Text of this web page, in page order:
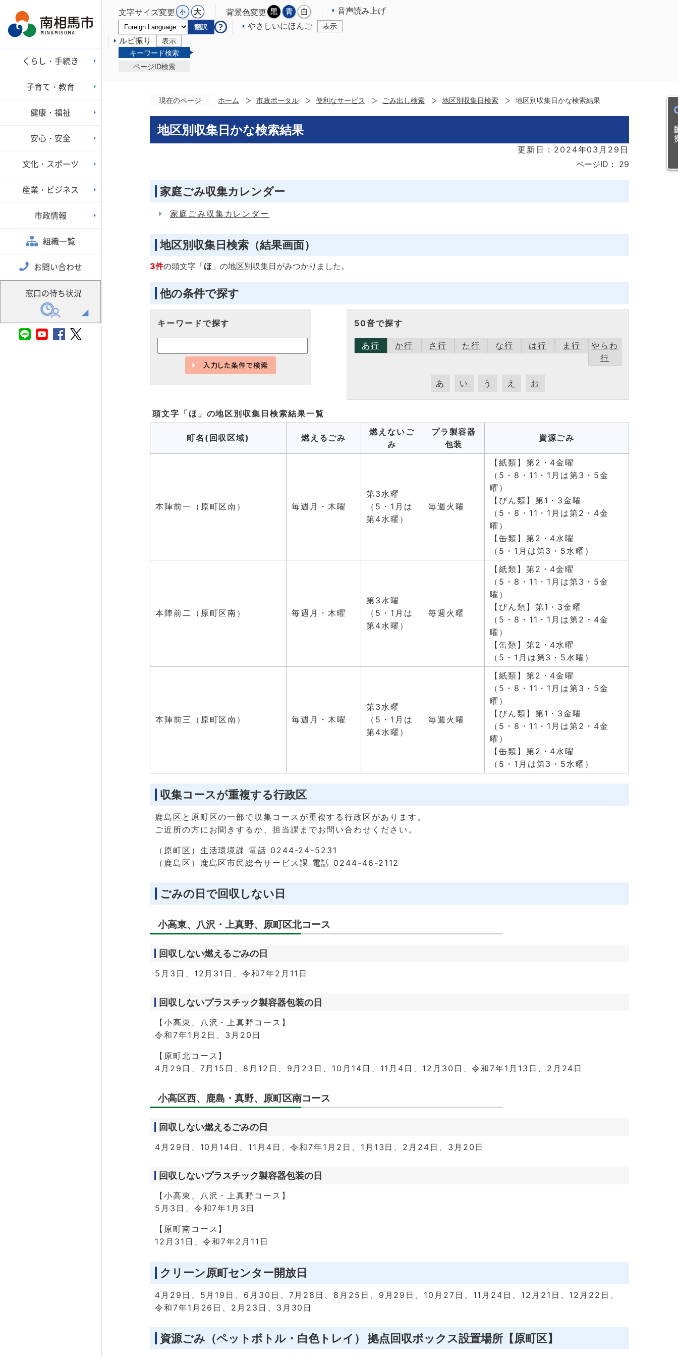
文字サイズ変更 背景色変更 音声読み上げ
翻訳 やさしいにほんご 表示
ルビ振り
表示
キーワード検索
ページID検索
くらし・手続き
子育て・教育
健康・福祉
安心・安全
文化・スポーツ
産業・ビジネス
市政情報
組織一覧
お問い合わせ
窓口の待ち状況
目
現在のページ ホーム 市政ポータル 便利なサービス ごみ出し検索 地区別収集日検索 地区別収集日かな検索結果
地区別収集日かな検索結果
更新日：2024年03月29日
ページID：
29
家庭ごみ収集カレンダー
家庭ごみ収集カレンダー
地区別収集日検索 （結果画面）
3件の頭文字「ほ 」の地区別収集日がみつかりました。
他の条件で探す
キーワードで探す 50音で探す
あ行 か行 さ行 た行 な行 は行 ま行
やらわ
行
あ い う え お
頭文字「 ほ 」の地区別収集日検索結果一覧
町名(回収区域) 燃えるごみ
燃えないご
み
プラ製容器
包装
資源ごみ
本陣前一（原町区南） 毎週月・木曜
第3水曜
（5・1月は
第4水曜）
毎週火曜
【紙類】第2・4金曜
（5・8・11・1月は第3・5金
曜）
【びん類】第1・3金曜
（5・8・11・1月は第2・4金
曜）
【缶類】第2・4水曜
（5・1月は第3・5水曜）
本陣前二（原町区南） 毎週月・木曜
第3水曜
（5・1月は
第4水曜）
毎週火曜
【紙類】第2・4金曜
（5・8・11・1月は第3・5金
曜）
【びん類】第1・3金曜
（5・8・11・1月は第2・4金
曜）
【缶類】第2・4水曜
（5・1月は第3・5水曜）
本陣前三（原町区南） 毎週月・木曜
第3水曜
（5・1月は
第4水曜）
毎週火曜
【紙類】第2・4金曜
（5・8・11・1月は第3・5金
曜）
【びん類】第1・3金曜
（5・8・11・1月は第2・4金
曜）
【缶類】第2・4水曜
（5・1月は第3・5水曜）
収集コースが重複する行政区
鹿島区と原町区の一部で収集コースが重複する行政区があります。
ご近所の方にお聞きするか、担当課までお問い合わせください。
（原町区）生活環境課 電話 0244-24-5231
（鹿島区）鹿島区市民総合サービス課 電話 0244-46-2112
ごみの日で回収しない日
小高東、八沢・上真野、原町区北コース
回収しない燃えるごみの日
5月3日、12月31日、令和7年2月11日
回収しないプラスチック製容器包装の日
【小高東、八沢・上真野コース】
令和7年1月2日、3月20日
【原町北コース】
4月29日、7月15日、8月12日、9月23日、10月14日、11月4日、12月30日、令和7年1月13日、2月24日
小高区西、鹿島・真野、原町区南コース
回収しない燃えるごみの日
4月29日、10月14日、11月4日、令和7年1月2日、1月13日、2月24日、3月20日
回収しないプラスチック製容器包装の日
【小高東、八沢・上真野コース】
5月3日、令和7年1月3日
【原町南コース】
12月31日、令和7年2月11日
クリーン原町センター開放日
4月29日、5月19日、6月30日、7月28日、8月25日、9月29日、10月27日、11月24日、12月21日、12月22日、
令和7年1月26日、2月23日、3月30日
資源ごみ（ペットボトル・白色トレイ） 拠点回収ボックス設置場所【原町区】